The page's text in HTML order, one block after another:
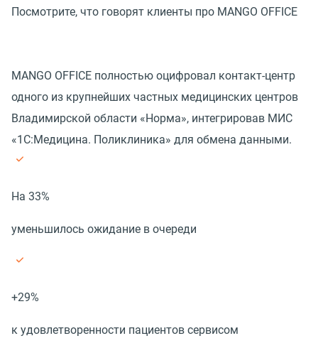
Посмотрите, что говорят клиенты про MANGO OFFICE
MANGO OFFICE полностью оцифровал контакт-центр
одного из крупнейших частных медицинских центров
Владимирской области «Норма», интегрировав МИС
«1С:Медицина. Поликлиника» для обмена данными.
На 33%
уменьшилось ожидание в очереди
+29%
к удовлетворенности пациентов сервисом